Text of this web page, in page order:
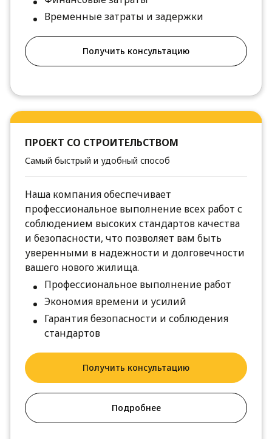
Временные затраты и задержки
Получить консультацию
ПРОЕКТ СО СТРОИТЕЛЬСТВОМ
Самый быстрый и удобный способ
Наша компания обеспечивает
профессиональное выполнение всех работ с
соблюдением высоких стандартов качества
и безопасности, что позволяет вам быть
уверенными в надежности и долговечности
вашего нового жилища.
Профессиональное выполнение работ
Экономия времени и усилий
Гарантия безопасности и соблюдения
стандартов
Получить консультацию
Подробнее